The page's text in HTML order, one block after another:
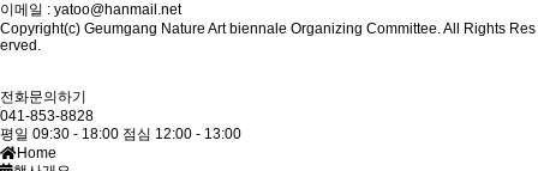
이메일 : yatoo@hanmail.net
Copyright(c) Geumgang Nature Art biennale Organizing Committee. All Rights Res
erved.
전화문의하기
041-853-8828
평일 09:30 - 18:00 점심 12:00 - 13:00
Home